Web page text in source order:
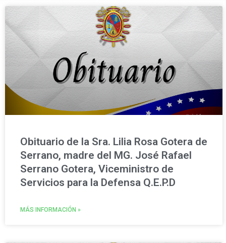
Obituario de la Sra. Lilia Rosa Gotera de
Serrano, madre del MG. José Rafael
Serrano Gotera, Viceministro de
Servicios para la Defensa Q.E.P.D
MÁS INFORMACIÓN »
P
a
g
P
a
g